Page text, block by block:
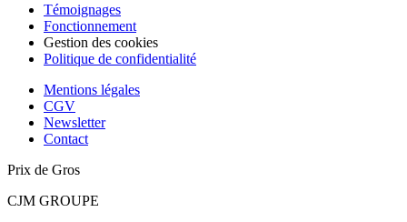
Témoignages
Fonctionnement
Gestion des cookies
Politique de confidentialité
Mentions légales
CGV
Newsletter
Contact
Prix de Gros
CJM GROUPE